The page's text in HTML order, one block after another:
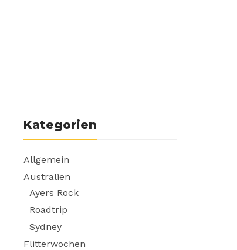
Kategorien
Allgemein
Australien
Ayers Rock
Roadtrip
Sydney
Flitterwochen